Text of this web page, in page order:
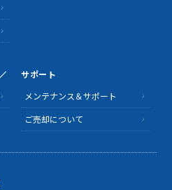
サポート
メンテナンス＆サポート
ご売却について